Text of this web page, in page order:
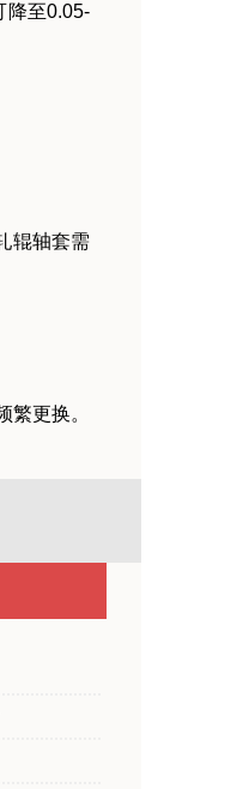
降至0.05-
辊轴套需
更换。